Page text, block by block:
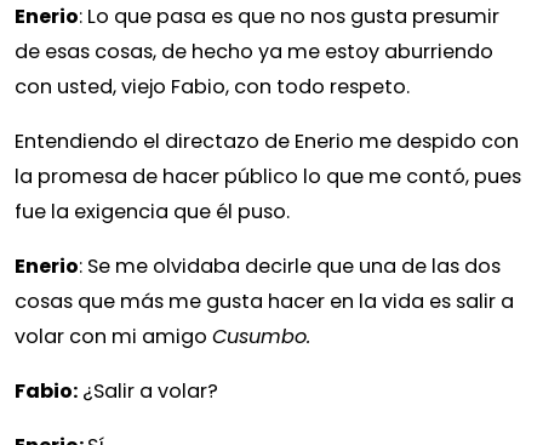
Enerio: Lo que pasa es que no nos gusta presumir
de esas cosas, de hecho ya me estoy aburriendo
con usted, viejo Fabio, con todo respeto.
Entendiendo el directazo de Enerio me despido con
la promesa de hacer público lo que me contó, pues
fue la exigencia que él puso.
Enerio: Se me olvidaba decirle que una de las dos
cosas que más me gusta hacer en la vida es salir a
volar con mi amigo Cusumbo.
Fabio: ¿Salir a volar?